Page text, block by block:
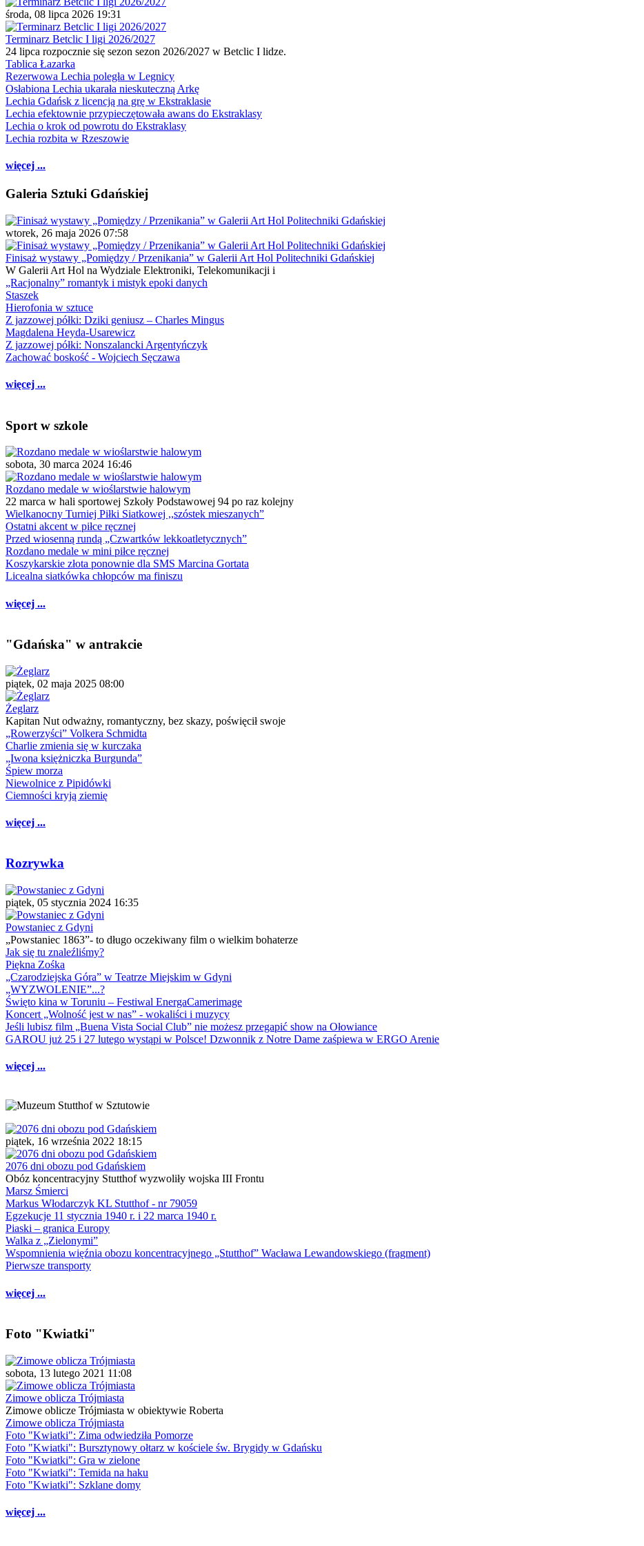
środa, 08 lipca 2026 19:31
Terminarz Betclic I ligi 2026/2027
24 lipca rozpocznie się sezon sezon 2026/2027 w Betclic I lidze.
Tablica Łazarka
Rezerwowa Lechia poległa w Legnicy
Osłabiona Lechia ukarała nieskuteczną Arkę
Lechia Gdańsk z licencją na grę w Ekstraklasie
Lechia efektownie przypieczętowała awans do Ekstraklasy
Lechia o krok od powrotu do Ekstraklasy
Lechia rozbita w Rzeszowie
więcej ...
Galeria Sztuki Gdańskiej
wtorek, 26 maja 2026 07:58
Finisaż wystawy „Pomiędzy / Przenikania” w Galerii Art Hol Politechniki Gdańskiej
W Galerii Art Hol na Wydziale Elektroniki, Telekomunikacji i
„Racjonalny” romantyk i mistyk epoki danych
Staszek
Hierofonia w sztuce
Z jazzowej półki: Dziki geniusz – Charles Mingus
Magdalena Heyda-Usarewicz
Z jazzowej półki: Nonszalancki Argentyńczyk
Zachować boskość - Wojciech Sęczawa
więcej ...
Sport w szkole
sobota, 30 marca 2024 16:46
Rozdano medale w wioślarstwie halowym
22 marca w hali sportowej Szkoły Podstawowej 94 po raz kolejny
Wielkanocny Turniej Piłki Siatkowej ,,szóstek mieszanych”
Ostatni akcent w piłce ręcznej
Przed wiosenną rundą „Czwartków lekkoatletycznych”
Rozdano medale w mini piłce ręcznej
Koszykarskie złota ponownie dla SMS Marcina Gortata
Licealna siatkówka chłopców ma finiszu
więcej ...
"Gdańska" w antrakcie
piątek, 02 maja 2025 08:00
Żeglarz
Kapitan Nut odważny, romantyczny, bez skazy, poświęcił swoje
„Rowerzyści” Volkera Schmidta
Charlie zmienia się w kurczaka
„Iwona księżniczka Burgunda”
Śpiew morza
Niewolnice z Pipidówki
Ciemności kryją ziemię
więcej ...
Rozrywka
piątek, 05 stycznia 2024 16:35
Powstaniec z Gdyni
„Powstaniec 1863”- to długo oczekiwany film o wielkim bohaterze
Jak się tu znaleźliśmy?
Piękna Zośka
„Czarodziejska Góra” w Teatrze Miejskim w Gdyni
„WYZWOLENIE”...?
Święto kina w Toruniu – Festiwal EnergaCamerimage
Koncert „Wolność jest w nas” - wokaliści i muzycy
Jeśli lubisz film „Buena Vista Social Club” nie możesz przegapić show na Ołowiance
GAROU już 25 i 27 lutego wystąpi w Polsce! Dzwonnik z Notre Dame zaśpiewa w ERGO Arenie
więcej ...
piątek, 16 września 2022 18:15
2076 dni obozu pod Gdańskiem
Obóz koncentracyjny Stutthof wyzwoliły wojska III Frontu
Marsz Śmierci
Markus Włodarczyk KL Stutthof - nr 79059
Egzekucje 11 stycznia 1940 r. i 22 marca 1940 r.
Piaski – granica Europy
Walka z „Zielonymi”
Wspomnienia więźnia obozu koncentracyjnego „Stutthof” Wacława Lewandowskiego (fragment)
Pierwsze transporty
więcej ...
Foto "Kwiatki"
sobota, 13 lutego 2021 11:08
Zimowe oblicza Trójmiasta
Zimowe oblicze Trójmiasta w obiektywie Roberta
Zimowe oblicza Trójmiasta
Foto "Kwiatki": Zima odwiedziła Pomorze
Foto "Kwiatki": Bursztynowy ołtarz w kościele św. Brygidy w Gdańsku
Foto "Kwiatki": Gra w zielone
Foto "Kwiatki": Temida na haku
Foto "Kwiatki": Szklane domy
więcej ...